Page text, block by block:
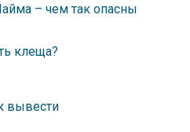
– чем так опасны
клеща?
вывести